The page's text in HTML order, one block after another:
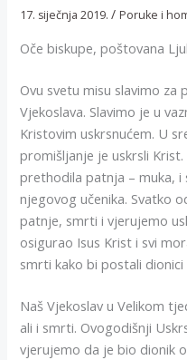
17. siječnja 2019./ Poruke i
Oče biskupe, poštovana
Ovu svetu misu slavimo za
Vjekoslava. Slavimo je u
Kristovim uskrsnućem. U
promišljanje je uskrsli
prethodila patnja – muka,
njegovog učenika. Svatko
patnje, smrti i vjerujemo
osigurao Isus Krist i svi
smrti kako bi postali dionici
Naš Vjekoslav u Velikom
ali i smrti. Ovogodišnji
vjerujemo da je bio dionik